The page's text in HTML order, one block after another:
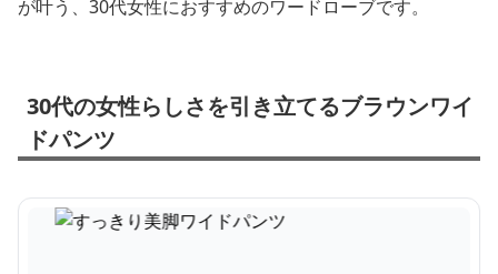
が叶う、30代女性におすすめのワードローブです。
30代の女性らしさを引き立てるブラウンワイ
ドパンツ